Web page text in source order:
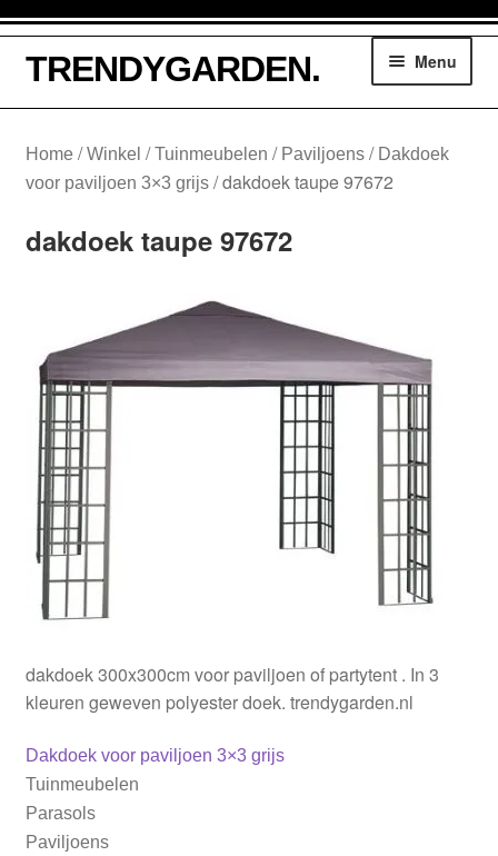
door
naar
naar
de
TRENDYGARDEN. Menu
Tuinmeubelen
Parasols
Loungesethoezen
Lounge dining hoezen
Tuinsethoezen
Kussentassen
Parasolhoezen
Bankhoezen
Stoelhoezen
Barbecue en buitenkeuken
Ligbedhoezen
Home /Winkel /Tuinmeubelen / Paviljoens/ Dakdoek
voor paviljoen 3×3 grijs/dakdoek taupe 97672
dakdoek taupe 97672
dakdoek 300x300cm voor paviljoen of partytent . In 3
kleuren geweven polyester doek. trendygarden.nl
Bericht
navigatie
Vorig
bericht:
Dakdoek voor paviljoen 3×3 grijs
Tuinmeubelen
Parasols
Paviljoens